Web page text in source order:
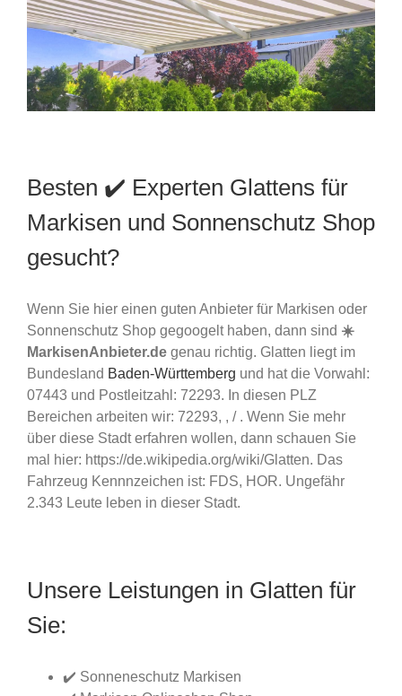
Besten ✔️ Experten Glattens für
Markisen und Sonnenschutz Shop
gesucht?
Wenn Sie hier einen guten Anbieter für Markisen oder
Sonnenschutz Shop gegoogelt haben, dann sind ☀️
MarkisenAnbieter.de genau richtig. Glatten liegt im
Bundesland Baden-Württemberg und hat die Vorwahl:
07443 und Postleitzahl: 72293. In diesen PLZ
Bereichen arbeiten wir: 72293, , / . Wenn Sie mehr
über diese Stadt erfahren wollen, dann schauen Sie
mal hier: https://de.wikipedia.org/wiki/Glatten. Das
Fahrzeug Kennnzeichen ist: FDS, HOR. Ungefähr
2.343 Leute leben in dieser Stadt.
Unsere Leistungen in Glatten für
Sie:
✔️ Sonneneschutz Markisen